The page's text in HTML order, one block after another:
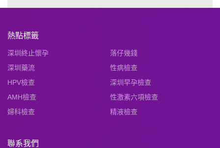
熱點標籤
深圳終止懷孕
落仔幾錢
深圳藥流
性病檢查
HPV檢查
深圳早孕檢查
AMH檢查
性激素六項檢查
婦科檢查
精液檢查
聯系我們